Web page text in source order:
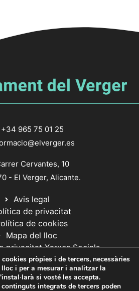
+34 965 75 01 25
Cervantes, 10
- El Verger, Alicante.
Avis legal
de privacitat
de cookies
Mapa del lloc
privacitat Xarxes Socials
pròpies i de tercers, necessàries
i per a mesurar i analitzar la
si vosté les accepta.
integrats de tercers poden